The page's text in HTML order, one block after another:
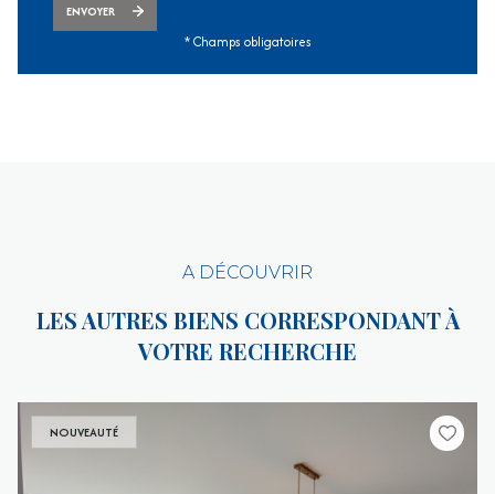
ENVOYER
* Champs obligatoires
A DÉCOUVRIR
LES AUTRES BIENS CORRESPONDANT À
VOTRE RECHERCHE
NOUVEAUTÉ